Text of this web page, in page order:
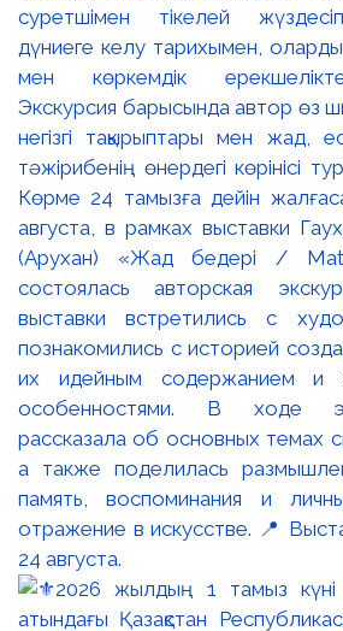
суретшімен тікелей
дүниеге келу тарихымен,
мен көркемдік
Экскурсия барысында автор өз
негізгі тақырыптары мен жад,
тәжірибенің өнердегі көрінісі
Көрме 24 тамызға дейін
августа, в рамках выставки
(Арухан) «Жад бедері /
состоялась авторская
выставки встретились с
познакомились с историей
их идейным содержанием и
особенностями. В ходе
рассказала об основных темах
а также поделилась
память, воспоминания и
отражение в искусстве. 📍
24 августа.